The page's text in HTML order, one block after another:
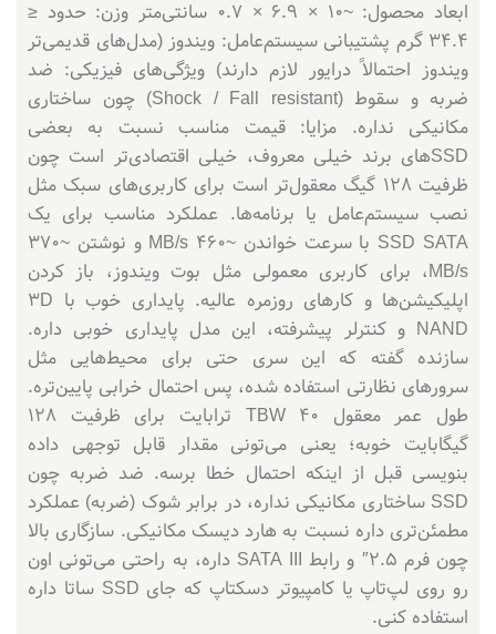
ابعاد محصول: ~۱۰ × ۶.۹ × ۰.۷ سانتی‌متر وزن: حدود ≤
۳۴.۴ گرم پشتیبانی سیستم‌عامل: ویندوز (مدل‌های قدیمی‌تر
ویندوز احتمالاً درایور لازم دارند) ویژگی‌های فیزیکی: ضد
ضربه و سقوط (Shock / Fall resistant) چون ساختاری
مکانیکی نداره. مزایا: قیمت مناسب نسبت به بعضی
SSDهای برند خیلی معروف، خیلی اقتصادی‌تر است چون
ظرفیت ۱۲۸ گیگ معقول‌تر است برای کاربری‌های سبک مثل
نصب سیستم‌عامل یا برنامه‌ها. عملکرد مناسب برای یک
SSD SATA با سرعت خواندن ~460 MB/s و نوشتن ~370
MB/s، برای کاربری معمولی مثل بوت ویندوز، باز کردن
اپلیکیشن‌ها و کارهای روزمره عالیه. پایداری خوب با 3D
NAND و کنترلر پیشرفته، این مدل پایداری خوبی داره.
سازنده گفته که این سری حتی برای محیط‌هایی مثل
سرورهای نظارتی استفاده شده، پس احتمال خرابی پایین‌تره.
طول عمر معقول TBW 40 ترابایت برای ظرفیت ۱۲۸
گیگابایت خوبه؛ یعنی می‌تونی مقدار قابل توجهی داده
بنویسی قبل از اینکه احتمال خطا برسه. ضد ضربه چون
SSD ساختاری مکانیکی نداره، در برابر شوک (ضربه) عملکرد
مطمئن‌تری داره نسبت به هارد دیسک مکانیکی. سازگاری بالا
چون فرم 2.5″ و رابط SATA III داره، به راحتی می‌تونی اون
رو روی لپ‌تاپ یا کامپیوتر دسکتاپ که جای SSD ساتا داره
استفاده کنی.